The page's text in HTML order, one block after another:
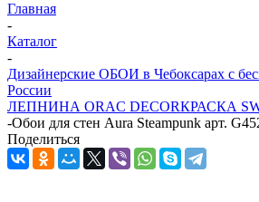
Главная
-
Каталог
-
Дизайнерские ОБОИ в Чебоксарах с
России
ЛЕПНИНА ORAC DECORКРАСКА
-Обои для стен Aura Steampunk арт.
Поделиться